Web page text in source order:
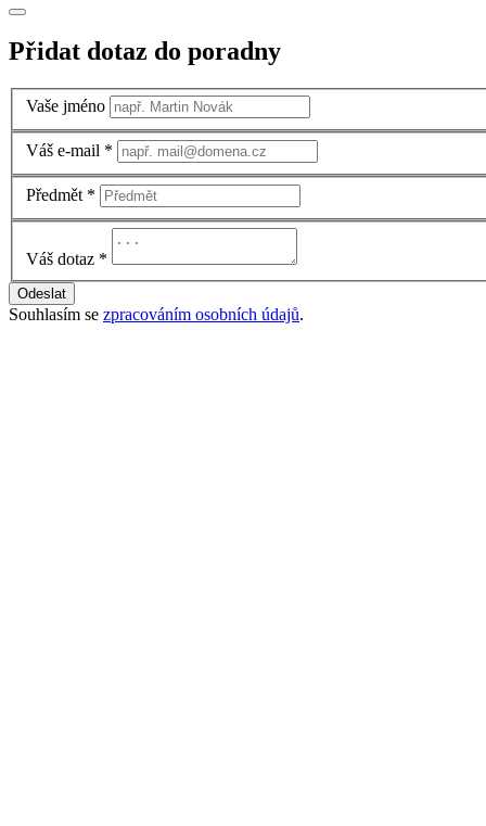
Přidat dotaz do poradny
Vaše jméno
Váš e-mail *
Předmět *
Váš dotaz *
Odeslat
Souhlasím se zpracováním osobních údajů.